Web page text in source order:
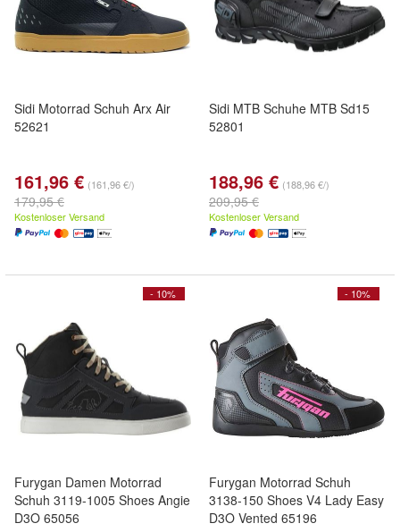
Sidi Motorrad Schuh Arx Air
52621
161,96 € (161,96 €/)
179,95 €
Kostenloser Versand
Sidi MTB Schuhe MTB Sd15
52801
188,96 € (188,96 €/)
209,95 €
Kostenloser Versand
- 10%
Furygan Damen Motorrad
Schuh 3119-1005 Shoes Angie
D3O 65056
- 10%
Furygan Motorrad Schuh
3138-150 Shoes V4 Lady Easy
D3O Vented 65196